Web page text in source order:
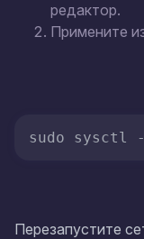
редактор.
Примените
sudo sysctl -
Перезапустите